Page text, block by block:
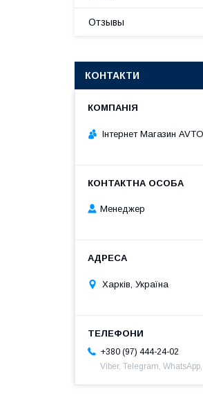
Отзывы
КОНТАКТИ
Інтернет Магазин
Менеджер
Харків, Україна
+380 (97) 444-24-02
Viber, Telegram,